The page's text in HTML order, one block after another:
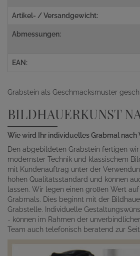
Artikel- / Versandgewicht:
Abmessungen:
EAN:
Grabstein als Geschmacksmuster
BILDHAUERKUNST
Wie wird Ihr individuelles Grabmal nach
Den abgebildeten Grabstein fertigen
modernster Technik und klassischem
mit Kundenauftrag unter der
hohen Qualitätsstandard und können
lassen. Wir legen einen großen Wert
Grabmals. Dies beginnt mit der
Grabstelle. Individuelle
- können im Rahmen der
Team auch telefonisch beratend zur